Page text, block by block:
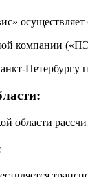
компании
области